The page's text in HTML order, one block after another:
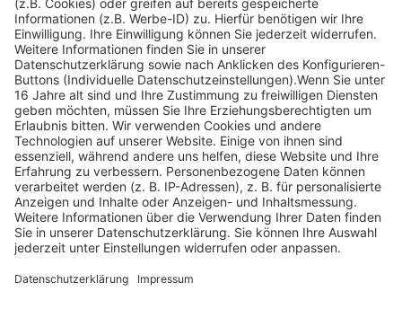
Impressum
Informationspflichten
Datenschutz
Widerrufsbelehrung
Nach oben scrollen
Find Your Way!
Categories
E-Learning News (3)
Heintges News(3)
Messen(2)
Jagd(8)